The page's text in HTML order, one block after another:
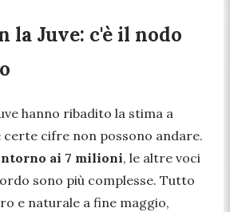
la Juve: c'è il nodo
hanno ribadito la stima a
certe cifre non possono andare.
ai 7 milioni, le altre voci
sono più complesse. Tutto
e naturale a fine maggio,